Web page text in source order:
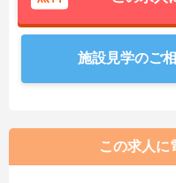
施設見学のご
この求人に